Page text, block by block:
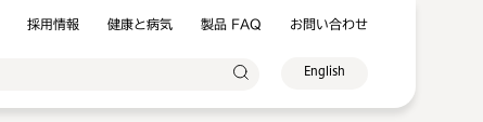
採用情報 健康と病気 製品 FAQ お問い合わせ
English